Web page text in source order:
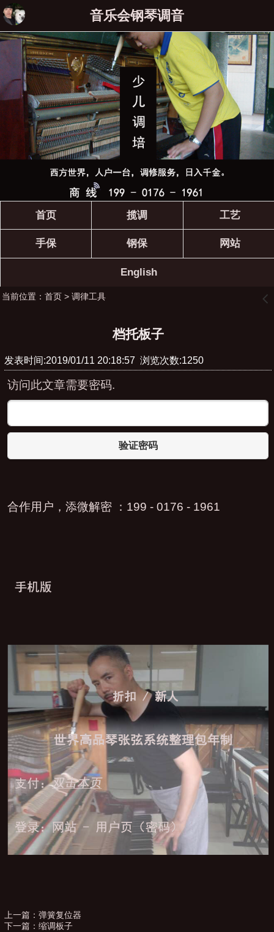
音乐会钢琴调音
首页 揽调 工艺
手保 钢保 网站
English
当前位置： 首页> 调律工具 󰊒
档托板子
发表时间:2019/01/11 20:18:57 浏览次数:1250
访问此文章需要密码.
验证密码
合作用户，添微解密 ：199 - 0176 - 1961
上一篇： 弹簧复位器
下一篇： 缩调板子